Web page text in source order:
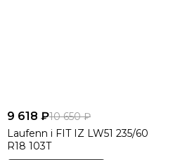
9 618 ₽10 650 ₽
Laufenn i FIT IZ LW51 235/60
R18 103T